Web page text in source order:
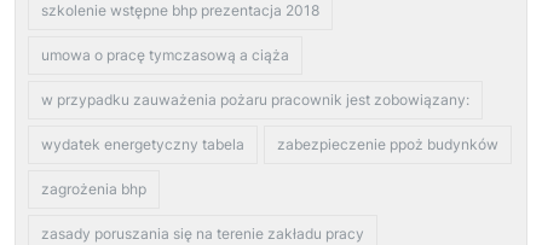
szkolenie wstępne bhp prezentacja 2018
umowa o pracę tymczasową a ciąża
w przypadku zauważenia pożaru pracownik jest zobowiązany:
wydatek energetyczny tabela zabezpieczenie ppoż budynków
zagrożenia bhp
zasady poruszania się na terenie zakładu pracy